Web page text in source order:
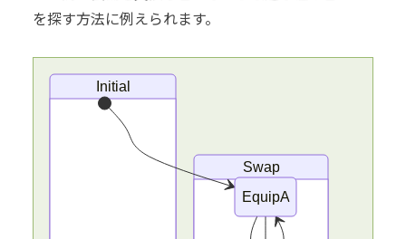
を探す方法に例えられます。
Initial
Swap
EquipA